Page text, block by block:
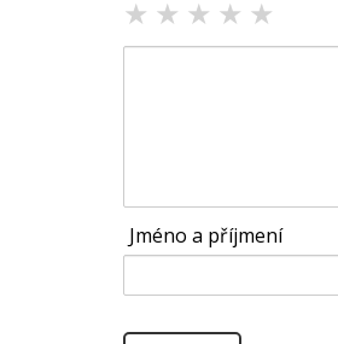
★ ★ ★ ★ ★
Jméno a příjmení